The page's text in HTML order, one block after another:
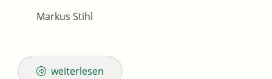
Markus Stihl
weiterlesen